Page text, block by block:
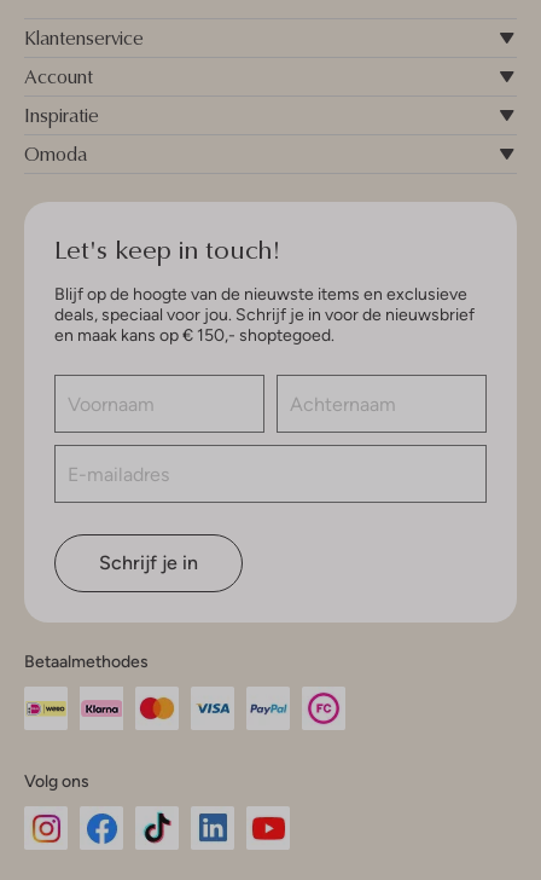
Klantenservice
Account
Inspiratie
Omoda
Let's keep in touch!
Blijf op de hoogte van de nieuwste items en exclusieve
deals, speciaal voor jou. Schrijf je in voor de nieuwsbrief
en maak kans op € 150,- shoptegoed.
Schrijf je in
Betaalmethodes
Volg ons